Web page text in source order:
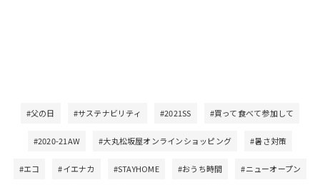
#父の日 #サステナビリティ #2021SS #買って食べて参加して
#2020-21AW #大丸松坂屋オンラインショッピング #暑さ対策
#エコ #イエナカ #STAYHOME #おうち時間 #ニューオープン